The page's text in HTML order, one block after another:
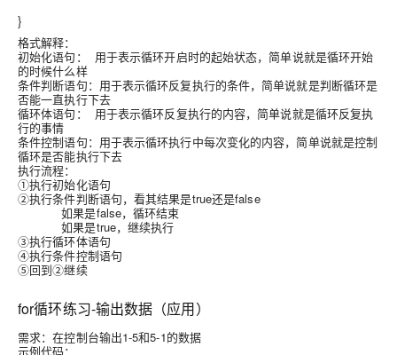
}
格式解释：
初始化语句： 用于表示循环开启时的起始状态，简单说就是循环开始
的时候什么样
条件判断语句：用于表示循环反复执行的条件，简单说就是判断循环是
否能一直执行下去
循环体语句： 用于表示循环反复执行的内容，简单说就是循环反复执
行的事情
条件控制语句：用于表示循环执行中每次变化的内容，简单说就是控制
循环是否能执行下去
执行流程：
①执行初始化语句
②执行条件判断语句，看其结果是true还是false
如果是false，循环结束
如果是true，继续执行
③执行循环体语句
④执行条件控制语句
⑤回到②继续
for循环练习-输出数据（应用）
需求：在控制台输出1-5和5-1的数据
示例代码：